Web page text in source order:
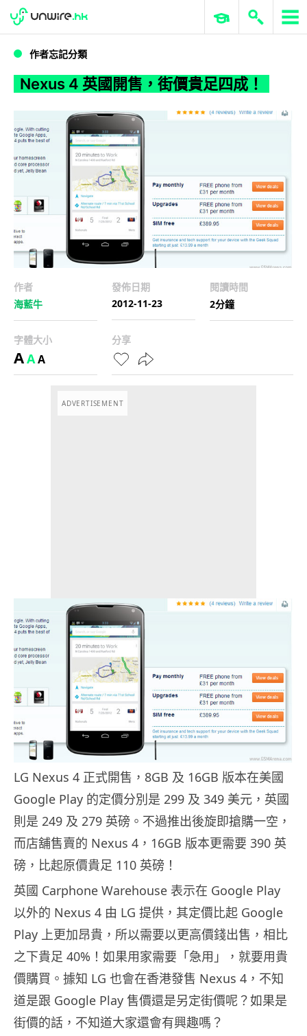
Nexus 4 英國開售，街價貴足四成！
WWDC 2026 ERP 與商業 AI
作者忘記分類
Nexus 4 英國開售，街價貴足四成！
作者
海藍牛
發佈日期
2012-11-23
閱讀時間
2分鐘
字體大小
AAA
分享
ADVERTISEMENT
LG Nexus 4 正式開售，8GB 及 16GB 版本在美國
Google Play 的定價分別是 299 及 349 美元，英國
則是 249 及 279 英磅。不過推出後旋即搶購一空，
而店舖售賣的 Nexus 4，16GB 版本更需要 390 英
磅，比起原價貴足 110 英磅！
英國 Carphone Warehouse 表示在 Google Play
以外的 Nexus 4 由 LG 提供，其定價比起 Google
Play 上更加昂貴，所以需要以更高價錢出售，相比
之下貴足 40%！如果用家需要「急用」，就要用貴
價購買。據知 LG 也會在香港發售 Nexus 4，不知
道是跟 Google Play 售價還是另定街價呢？如果是
街價的話，不知道大家還會有興趣嗎？